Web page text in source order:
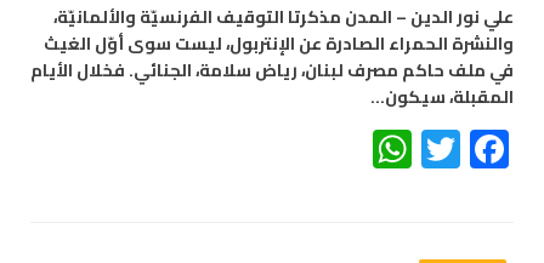
علي نور الدين – المدن مذكرتا التوقيف الفرنسيّة والألمانيّة،
والنشرة الحمراء الصادرة عن الإنتربول، ليست سوى أوّل الغيث
في ملف حاكم مصرف لبنان، رياض سلامة، الجنائي. فخلال الأيام
المقبلة، سيكون…
Facebook
Twitter